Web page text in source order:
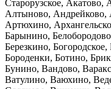
Старорузское,
Алтыново,
Артюхино,
Барынино,
Березкино,
Бороденки, Ботино,
Бунино, Вандово,
Ватулино, Ваюхино,